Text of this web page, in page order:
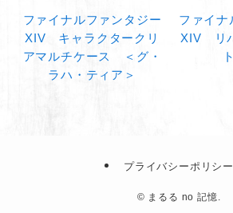
ファイナルファンタジー
XIV キャラクタークリ
アマルチケース ＜グ・
ラハ・ティア＞
ファイナ
XIV リ
プライバシーポリシー
© まるる no 記憶.